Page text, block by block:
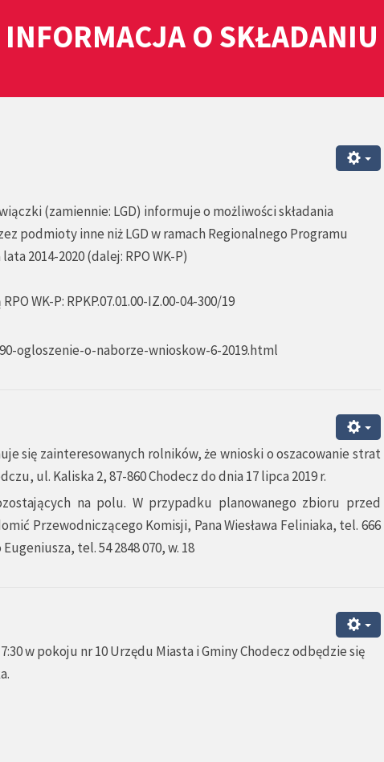
O
(zamiennie: LGD) informuje o możliwości składania
podmioty inne niż LGD w ramach Regionalnego Programu
2014-2020 (dalej: RPO WK-P)
WK-P: RPKP.07.01.00-IZ.00-04-300/19
ogloszenie-o-naborze-wnioskow-6-2019.html
się zainteresowanych rolników, że wnioski o oszacowanie strat
ul. Kaliska 2, 87-860 Chodecz do dnia 17 lipca 2019 r.
na polu. W przypadku planowanego zbioru przed
Przewodniczącego Komisji, Pana Wiesława Feliniaka, tel. 666
tel. 54 2848 070, w. 18
w pokoju nr 10 Urzędu Miasta i Gminy Chodecz odbędzie się